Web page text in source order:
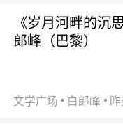
《岁月河畔的沉
郎峰（巴黎）
文学广场 白郞峰